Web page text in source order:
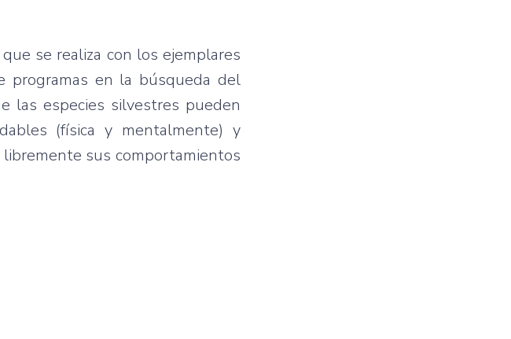
se realiza con los ejemplares
programas en la búsqueda del
las especies silvestres pueden
(física y mentalmente) y
sus comportamientos